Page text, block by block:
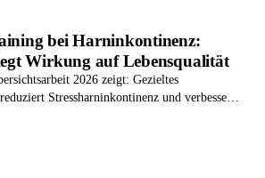
bei Harninkontinenz:
Wirkung auf Lebensqualität
2026 zeigt: Gezieltes
Stressharninkontinenz und verbessert
Frauen.